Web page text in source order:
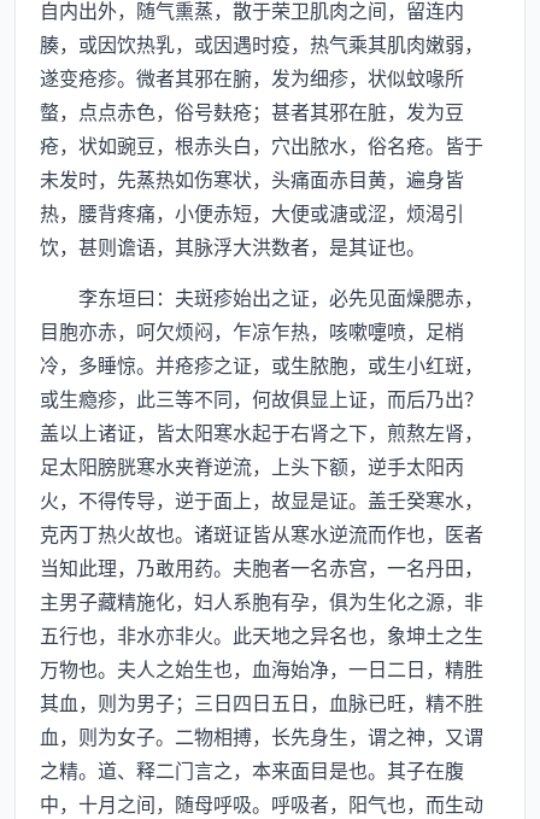
自内出外，随气熏蒸，散于荣卫肌肉之间，留连内
腠，或因饮热乳，或因遇时疫，热气乘其肌肉嫩弱，
遂变疮疹。微者其邪在腑，发为细疹，状似蚊喙所
螫，点点赤色，俗号麸疮；甚者其邪在脏，发为豆
疮，状如豌豆，根赤头白，穴出脓水，俗名疮。皆于
未发时，先蒸热如伤寒状，头痛面赤目黄，遍身皆
热，腰背疼痛，小便赤短，大便或溏或涩，烦渴引
饮，甚则谵语，其脉浮大洪数者，是其证也。
李东垣曰：夫斑疹始出之证，必先见面燥腮赤，
目胞亦赤，呵欠烦闷，乍凉乍热，咳嗽嚏喷，足梢
冷，多睡惊。并疮疹之证，或生脓胞，或生小红斑，
或生瘾疹，此三等不同，何故俱显上证，而后乃出？
盖以上诸证，皆太阳寒水起于右肾之下，煎熬左肾，
足太阳膀胱寒水夹脊逆流，上头下额，逆手太阳丙
火，不得传导，逆于面上，故显是证。盖壬癸寒水，
克丙丁热火故也。诸斑证皆从寒水逆流而作也，医者
当知此理，乃敢用药。夫胞者一名赤宫，一名丹田，
主男子藏精施化，妇人系胞有孕，俱为生化之源，非
五行也，非水亦非火。此天地之异名也，象坤土之生
万物也。夫人之始生也，血海始净，一日二日，精胜
其血，则为男子；三日四日五日，血脉已旺，精不胜
血，则为女子。二物相搏，长先身生，谓之神，又谓
之精。道、释二门言之，本来面目是也。其子在腹
中，十月之间，随母呼吸。呼吸者，阳气也，而生动